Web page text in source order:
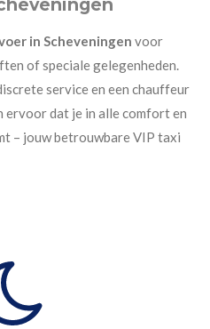
in Scheveningen voor
of speciale gelegenheden.
service en een chauffeur
dat je in alle comfort en
– jouw betrouwbare VIP taxi